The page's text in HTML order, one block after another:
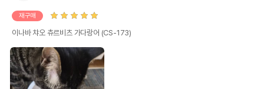
재구매
이나바 챠오 츄르비츠 가다랑어 (CS-173)